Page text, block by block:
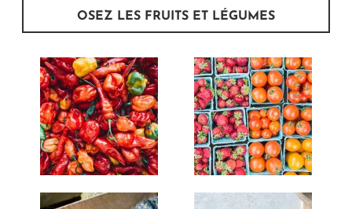
OSEZ LES FRUITS ET LÉGUMES